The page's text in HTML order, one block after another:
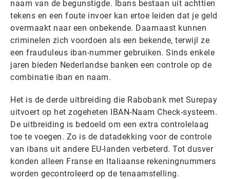
naam van de begunstigde. Ibans bestaan uit achttien
tekens en een foute invoer kan ertoe leiden dat je geld
overmaakt naar een onbekende. Daarnaast kunnen
criminelen zich voordoen als een bekende, terwijl ze
een frauduleus iban-nummer gebruiken. Sinds enkele
jaren bieden Nederlandse banken een controle op de
combinatie iban en naam.
Het is de derde uitbreiding die Rabobank met Surepay
uitvoert op het zogeheten IBAN-Naam Check-systeem.
De uitbreiding is bedoeld om een extra controlelaag
toe te voegen. Zo is de datadekking voor de controle
van ibans uit andere EU-landen verbeterd. Tot dusver
konden alleen Franse en Italiaanse rekeningnummers
worden gecontroleerd op de tenaamstelling.